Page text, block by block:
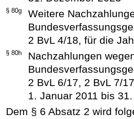
§ 80g
Weitere
2 BvL 4/18, für die
§ 80h
Nachzahlungen
2 BvL 6/17, 2 BvL 7/
1. Januar 2011 bis
Dem § 6 Absatz 2 wird